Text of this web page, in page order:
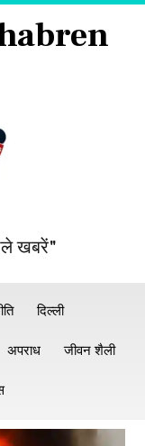
खबरें"
दिल्ली
अपराध जीवन शैली